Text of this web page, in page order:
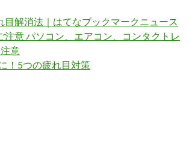
目解消法｜はてなブックマークニュース
注意 パソコン、エアコン、コンタクトレ
意
！5つの疲れ目対策